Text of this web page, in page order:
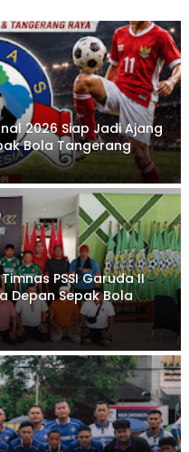
2026 Siap Jadi Ajang
Bola Tangerang
PSSI Garuda II
Depan Sepak Bola